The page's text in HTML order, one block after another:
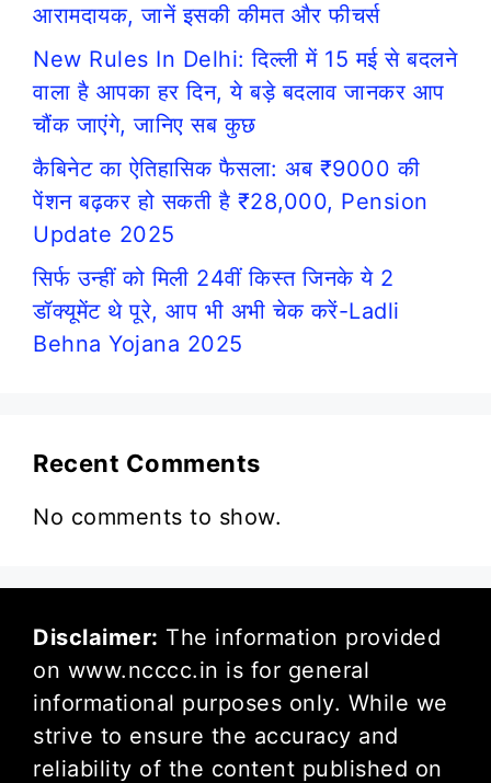
आरामदायक, जानें इसकी कीमत और फीचर्स
New Rules In Delhi: दिल्ली में 15 मई से बदलने
वाला है आपका हर दिन, ये बड़े बदलाव जानकर आप
चौंक जाएंगे, जानिए सब कुछ
कैबिनेट का ऐतिहासिक फैसला: अब ₹9000 की
पेंशन बढ़कर हो सकती है ₹28,000, Pension
Update 2025
सिर्फ उन्हीं को मिली 24वीं किस्त जिनके ये 2
डॉक्यूमेंट थे पूरे, आप भी अभी चेक करें-Ladli
Behna Yojana 2025
Recent Comments
No comments to show.
Disclaimer: The information provided
on www.ncccc.in is for general
informational purposes only. While we
strive to ensure the accuracy and
reliability of the content published on